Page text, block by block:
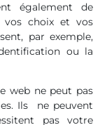
également de
vos choix et vos
par exemple,
ou la
web ne peut pas
Ils ne peuvent
pas votre